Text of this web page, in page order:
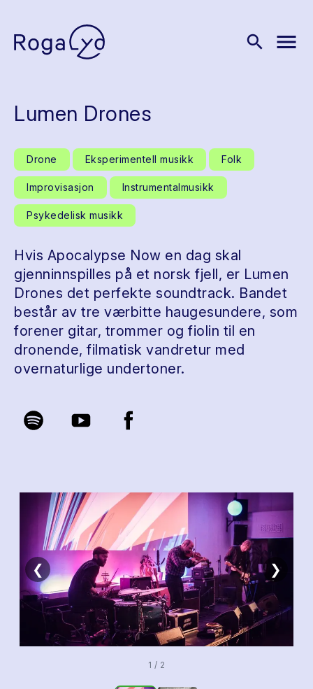
search menu
Lumen Drones
Drone Eksperimentell musikk Folk
Improvisasjon Instrumentalmusikk
Psykedelisk musikk
Hvis Apocalypse Now en dag skal
gjenninnspilles på et norsk fjell, er Lumen
Drones det perfekte soundtrack. Bandet
består av tre værbitte haugesundere, som
forener gitar, trommer og fiolin til en
dronende, filmatisk vandretur med
overnaturlige undertoner.
❮ ❯
1 / 2